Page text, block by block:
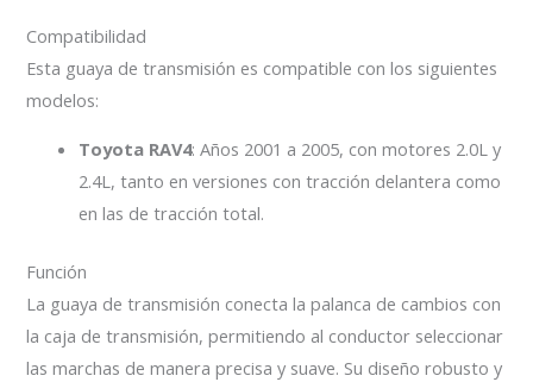
Compatibilidad
Esta guaya de transmisión es compatible con los siguientes
modelos:
Toyota RAV4: Años 2001 a 2005, con motores 2.0L y
2.4L, tanto en versiones con tracción delantera como
en las de tracción total.
Función
La guaya de transmisión conecta la palanca de cambios con
la caja de transmisión, permitiendo al conductor seleccionar
las marchas de manera precisa y suave. Su diseño robusto y